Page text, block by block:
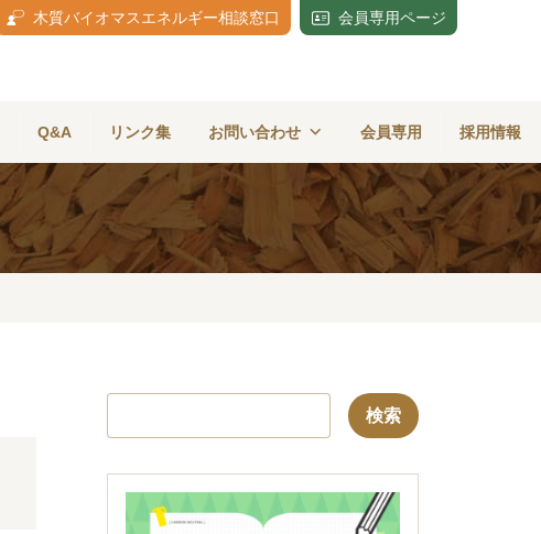
木質バイオマスエネルギー相談窓口 会員専用ページ
Q&A リンク集 お問い合わせ 会員専用 採用情報